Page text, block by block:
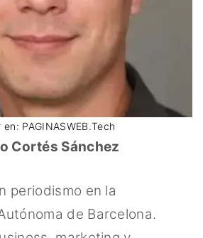
en: PAGINASWEB.Tech
Cortés Sánchez
periodismo en la
de Barcelona.